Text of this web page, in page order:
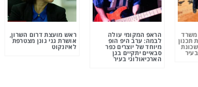
תכנון
הראפ המקומי עולה
לבמה: ערב היפ הופ
מיוחד של יוצרים כפר
סבאיים יתקיים בגן
הארכיאולוגי בעיר
ראש מועצת דרום השרון,
אושרת גני גונן מצטרפת
לאיזנקוט